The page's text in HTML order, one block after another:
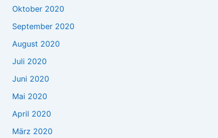
Oktober 2020
September 2020
August 2020
Juli 2020
Juni 2020
Mai 2020
April 2020
März 2020